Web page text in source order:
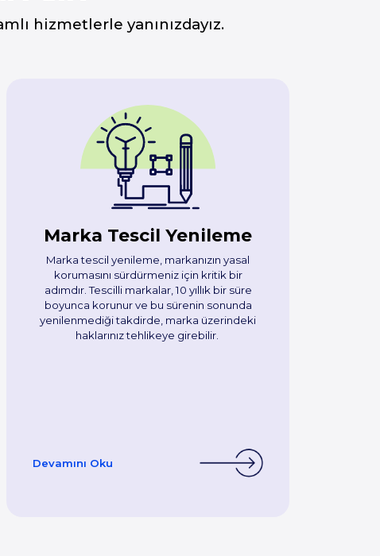
hizmetlerle yanınızdayız.
Marka Tescil Yenileme
Marka tescil yenileme, markanızın yasal
korumasını sürdürmeniz için kritik bir
adımdır. Tescilli markalar, 10 yıllık bir süre
boyunca korunur ve bu sürenin sonunda
yenilenmediği takdirde, marka üzerindeki
haklarınız tehlikeye girebilir.
Devamını Oku